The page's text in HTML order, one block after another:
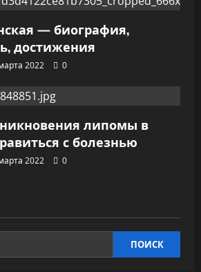
— биография,
достижения
2022
0
липомы в
с болезнью
2022 0
ПОИСК